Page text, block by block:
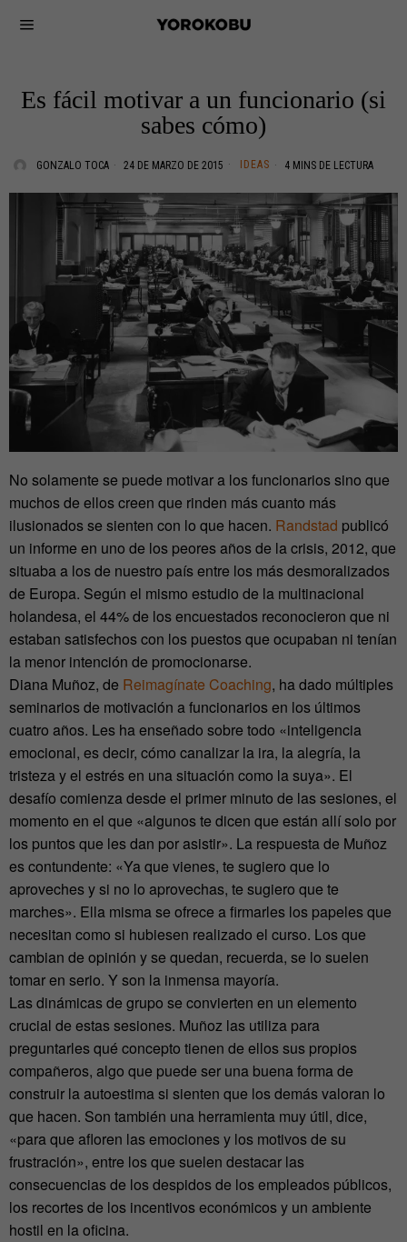
Es fácil motivar a un funcionario (si
sabes cómo)
GONZALO TOCA 24 DE MARZO DE 2015 IDEAS 4 MINS DE LECTURA
No solamente se puede motivar a los funcionarios sino que
muchos de ellos creen que rinden más cuanto más
ilusionados se sienten con lo que hacen. Randstad publicó
un informe en uno de los peores años de la crisis, 2012, que
situaba a los de nuestro país entre los más desmoralizados
de Europa. Según el mismo estudio de la multinacional
holandesa, el 44% de los encuestados reconocieron que ni
estaban satisfechos con los puestos que ocupaban ni tenían
la menor intención de promocionarse.
Diana Muñoz, de Reimagínate Coaching, ha dado múltiples
seminarios de motivación a funcionarios en los últimos
cuatro años. Les ha enseñado sobre todo «inteligencia
emocional, es decir, cómo canalizar la ira, la alegría, la
tristeza y el estrés en una situación como la suya». El
desafío comienza desde el primer minuto de las sesiones, el
momento en el que «algunos te dicen que están allí solo por
los puntos que les dan por asistir». La respuesta de Muñoz
es contundente: «Ya que vienes, te sugiero que lo
aproveches y si no lo aprovechas, te sugiero que te
marches». Ella misma se ofrece a firmarles los papeles que
necesitan como si hubiesen realizado el curso. Los que
cambian de opinión y se quedan, recuerda, se lo suelen
tomar en serio. Y son la inmensa mayoría.
Las dinámicas de grupo se convierten en un elemento
crucial de estas sesiones. Muñoz las utiliza para
preguntarles qué concepto tienen de ellos sus propios
compañeros, algo que puede ser una buena forma de
construir la autoestima si sienten que los demás valoran lo
que hacen. Son también una herramienta muy útil, dice,
«para que afloren las emociones y los motivos de su
frustración», entre los que suelen destacar las
consecuencias de los despidos de los empleados públicos,
los recortes de los incentivos económicos y un ambiente
hostil en la oficina.